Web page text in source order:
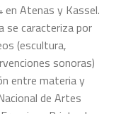
en Atenas y Kassel.
se caracteriza por
(escultura,
sonoras)
entre materia y
de Artes